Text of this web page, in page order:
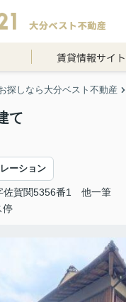
賃貸情報サイト
探しなら大分ベスト不動産
て
ーション
佐賀関5356番1 他一筆
停